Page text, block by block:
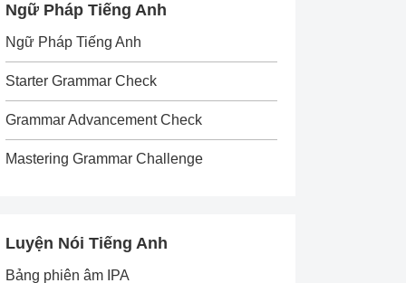
Ngữ Pháp Tiếng Anh
Ngữ Pháp Tiếng Anh
Starter Grammar Check
Grammar Advancement Check
Mastering Grammar Challenge
Luyện Nói Tiếng Anh
Bảng phiên âm IPA